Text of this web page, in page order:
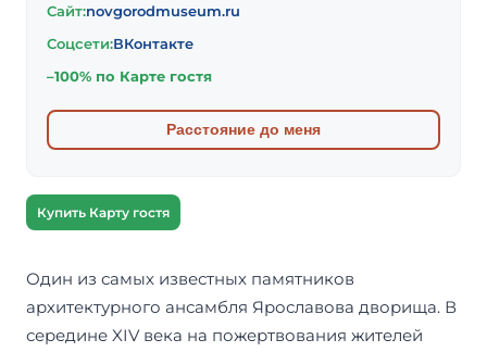
Сайт:novgorodmuseum.ru
Соцсети:ВКонтакте
–100% по Карте гостя
Расстояние до меня
Купить Карту гостя
Один из самых известных памятников
архитектурного ансамбля Ярославова дворища. В
середине XIV века на пожертвования жителей